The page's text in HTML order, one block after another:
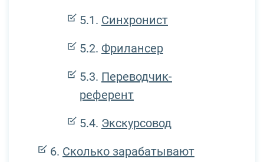
Синхронист
Фрилансер
Переводчик-
референт
Экскурсовод
Сколько зарабатывают